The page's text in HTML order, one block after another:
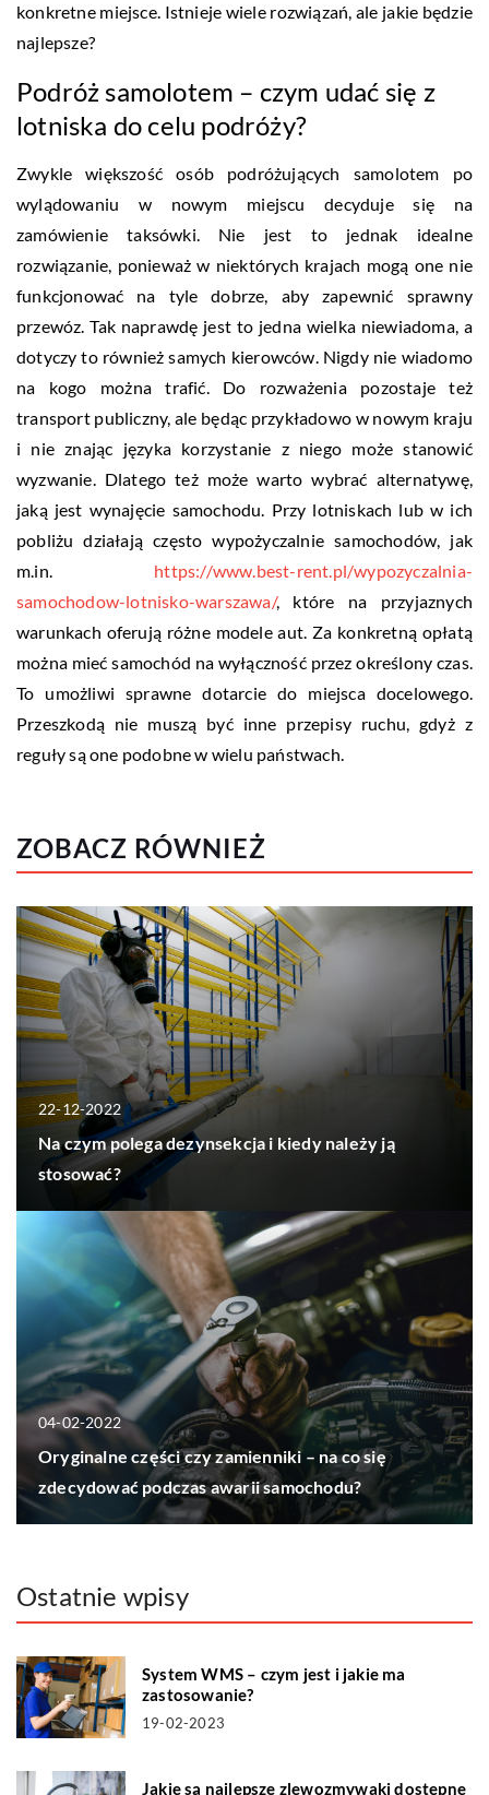
konkretne miejsce. Istnieje wiele rozwiązań, ale jakie będzie
najlepsze?
Podróż samolotem – czym udać się z
lotniska do celu podróży?
Zwykle większość osób podróżujących samolotem po
wylądowaniu w nowym miejscu decyduje się na
zamówienie taksówki. Nie jest to jednak idealne
rozwiązanie, ponieważ w niektórych krajach mogą one nie
funkcjonować na tyle dobrze, aby zapewnić sprawny
przewóz. Tak naprawdę jest to jedna wielka niewiadoma, a
dotyczy to również samych kierowców. Nigdy nie wiadomo
na kogo można trafić. Do rozważenia pozostaje też
transport publiczny, ale będąc przykładowo w nowym kraju
i nie znając języka korzystanie z niego może stanowić
wyzwanie. Dlatego też może warto wybrać alternatywę,
jaką jest wynajęcie samochodu. Przy lotniskach lub w ich
pobliżu działają często wypożyczalnie samochodów, jak
m.in. https://www.best-rent.pl/wypozyczalnia-
samochodow-lotnisko-warszawa/, które na przyjaznych
warunkach oferują różne modele aut. Za konkretną opłatą
można mieć samochód na wyłączność przez określony czas.
To umożliwi sprawne dotarcie do miejsca docelowego.
Przeszkodą nie muszą być inne przepisy ruchu, gdyż z
reguły są one podobne w wielu państwach.
ZOBACZ RÓWNIEŻ
22-12-2022
Na czym polega dezynsekcja i kiedy należy ją
stosować?
04-02-2022
Oryginalne części czy zamienniki – na co się
zdecydować podczas awarii samochodu?
Ostatnie wpisy
System WMS – czym jest i jakie ma
zastosowanie?
19-02-2023
Jakie są najlepsze zlewozmywaki dostępne